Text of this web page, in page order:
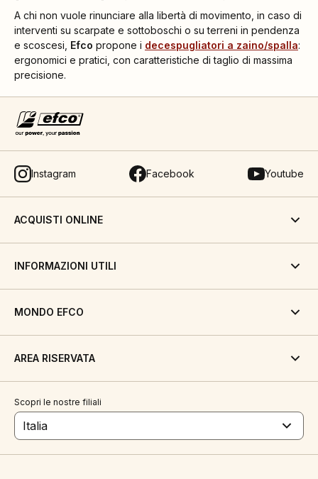
A chi non vuole rinunciare alla libertà di movimento, in caso di
interventi su scarpate e sottoboschi o su terreni in pendenza
e scoscesi, Efco propone i decespugliatori a zaino/spalla:
ergonomici e pratici, con caratteristiche di taglio di massima
precisione.
Instagram Facebook Youtube
ACQUISTI ONLINE
INFORMAZIONI UTILI
MONDO EFCO
AREA RISERVATA
Scopri le nostre filiali
Italia